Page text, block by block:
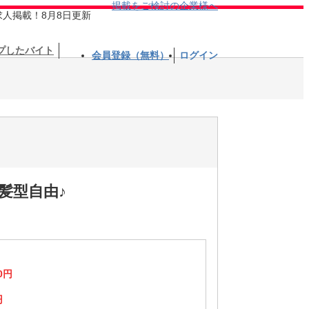
人掲載！8月8日更新
掲載をご検討の企業様へ
したバイト 会員登録（無料） ログイン
型自由♪